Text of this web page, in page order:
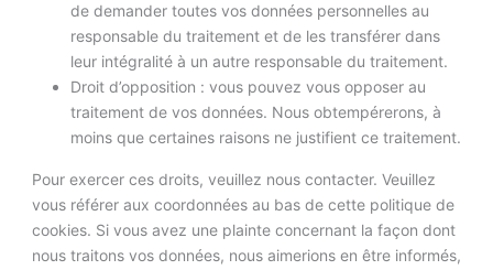
de demander toutes vos données personnelles au
responsable du traitement et de les transférer dans
leur intégralité à un autre responsable du traitement.
Droit d’opposition : vous pouvez vous opposer au
traitement de vos données. Nous obtempérerons, à
moins que certaines raisons ne justifient ce traitement.
Pour exercer ces droits, veuillez nous contacter. Veuillez
vous référer aux coordonnées au bas de cette politique de
cookies. Si vous avez une plainte concernant la façon dont
nous traitons vos données, nous aimerions en être informés,